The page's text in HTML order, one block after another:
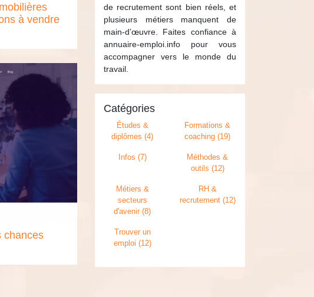
à vendre
chances
de recrutement sont bien réels, et
plusieurs métiers manquent de
main-d’œuvre. Faites confiance à
annuaire-emploi.info pour vous
accompagner vers le monde du
travail.
Catégories
Études &
diplômes (4)
Formations &
coaching (19)
Infos (7)
Méthodes &
outils (12)
Métiers &
secteurs
d'avenir (8)
RH &
recrutement (12)
Trouver un
emploi (12)